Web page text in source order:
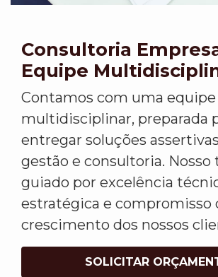
Consultoria
Equipe
Contamos com uma equipe
multidisciplinar, preparada
entregar soluções
gestão e consultoria. Nosso
guiado por excelência
estratégica e compromisso
crescimento dos nossos
SOLICITAR